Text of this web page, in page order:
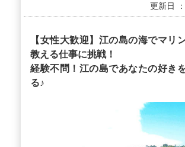
更新日
【女性大歓迎】江の島の海でマリ
教える仕事に挑戦！
経験不問！江の島であなたの好き
る♪